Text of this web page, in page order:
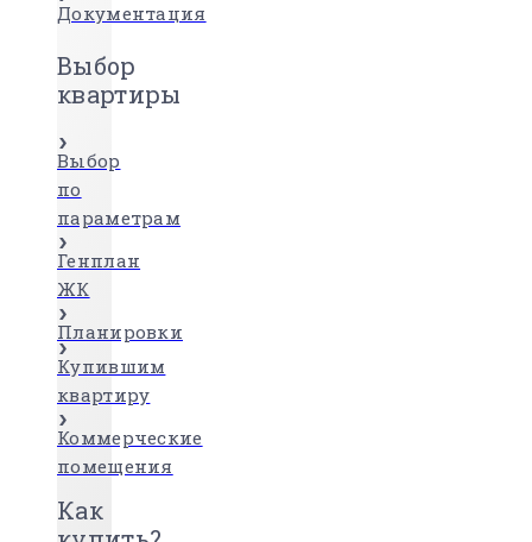
Документация
Выбор
квартиры
Выбор
по
параметрам
Генплан
ЖК
Планировки
Купившим
квартиру
Коммерческие
помещения
Как